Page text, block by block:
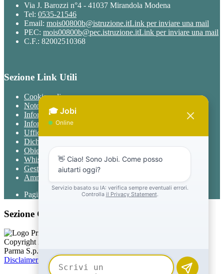
Via J. Barozzi n°4 - 41037 Mirandola Modena
Tel: 0535-21546
Email: mois00800b@istruzione.itLink per inviare una mail
PEC: mois00800b@pec.istruzione.itLink per inviare una mail
C.F.: 82002510368
Sezione Link Utili
Cookie policy
Note legali
Informativa Privacy
Informativa Privacy chatbot Jobi
Ufficio Relazioni con il Pubblico
Dichiarazione di accessibilità
Obiettivi di accessibilità
Whistleblowing
Gestione consensi cookie
Amministrazione trasparente
Pagina visualizzata1838volte
Sezione Copyright
Copyright 2026 | Engineered and powered by Gruppo Spaggiari
Parma S.p.A. | Divisione Publishing & New Social Media
Disclaimer trattamento dati personali